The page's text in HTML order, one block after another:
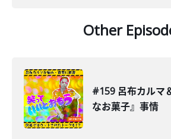
Other
#159 呂布カルマ
なお菓子』事情